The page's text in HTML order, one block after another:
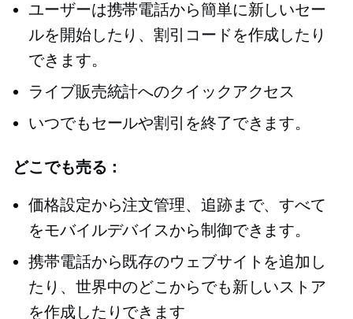
ユーザーは携帯電話から簡単に新しいセー
ルを開始したり、割引コードを作成したり
できます。
ライブ販売統計へのクイックアクセス
いつでもセールや割引を終了できます。
どこでも売る：
価格設定から注文管理、追跡まで、すべて
をモバイルデバイスから制御できます。
携帯電話から既存のウェブサイトを追加し
たり、世界中のどこからでも新しいストア
を作成したりできます